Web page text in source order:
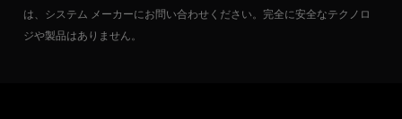
は、システム メーカーにお問い合わせください。完全に安全なテクノロ
ジや製品はありません。